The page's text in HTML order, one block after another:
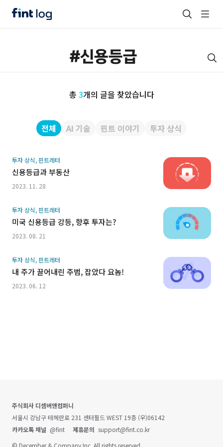
총 3개의 글을 찾았습니다
전체 AI 기술 핀트 이야기 투자 상식
투자 상식, 핀트레터
신용등급과 부동산
2023. 11. 28
투자 상식, 핀트레터
미국 신용등급 강등, 향후 투자는?
2023. 08. 21
투자 상식, 핀트레터
내 주가 끌어내린 주범, 잡았다 요놈!
2023. 06. 12
주식회사 디셈버앤컴퍼니
서울시 강남구 테헤란로 231 센터필드 WEST 19층 (우)06142
카카오톡 채널 @fint 제휴문의 support@fint.co.kr
© December & Company Inc. All rights reserved.